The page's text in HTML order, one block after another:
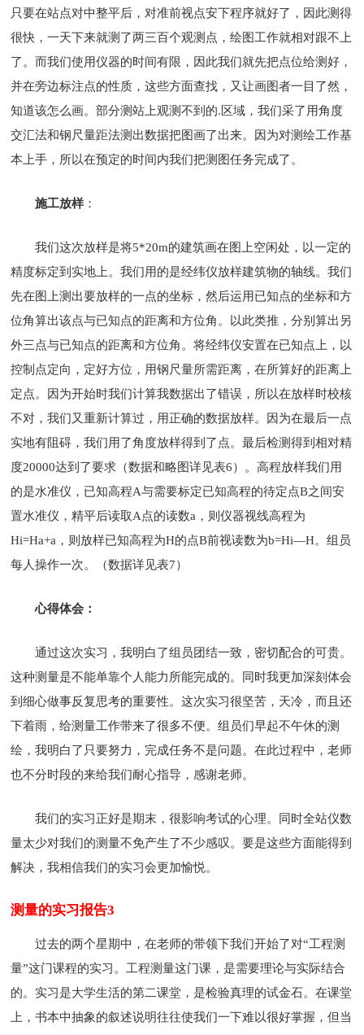
只要在站点对中整平后，对准前视点安下程序就好了，因此测得
很快，一天下来就测了两三百个观测点，绘图工作就相对跟不上
了。而我们使用仪器的时间有限，因此我们就先把点位给测好，
并在旁边标注点的性质，这些方面查找，又让画图者一目了然，
知道该怎么画。部分测站上观测不到的.区域，我们采了用角度
交汇法和钢尺量距法测出数据把图画了出来。因为对测绘工作基
本上手，所以在预定的时间内我们把测图任务完成了。
施工放样 ：
我们这次放样是将5*20m的建筑画在图上空闲处，以一定的
精度标定到实地上。我们用的是经纬仪放样建筑物的轴线。我们
先在图上测出要放样的一点的坐标，然后运用已知点的坐标和方
位角算出该点与已知点的距离和方位角。以此类推，分别算出另
外三点与已知点的距离和方位角。将经纬仪安置在已知点上，以
控制点定向，定好方位，用钢尺量所需距离，在所算好的距离上
定点。因为开始时我们计算我数据出了错误，所以在放样时校核
不对，我们又重新计算过，用正确的数据放样。因为在最后一点
实地有阻碍，我们用了角度放样得到了点。最后检测得到相对精
度20000达到了要求（数据和略图详见表6）。高程放样我们用
的是水准仪，已知高程A与需要标定已知高程的待定点B之间安
置水准仪，精平后读取A点的读数a，则仪器视线高程为
Hi=Ha+a，则放样已知高程为H的点B前视读数为b=Hi—H。组员
每人操作一次。（数据详见表7）
心得体会：
通过这次实习，我明白了组员团结一致，密切配合的可贵。
这种测量是不能单靠个人能力所能完成的。同时我更加深刻体会
到细心做事反复思考的重要性。这次实习很坚苦，天冷，而且还
下着雨，给测量工作带来了很多不便。组员们早起不午休的测
绘，我明白了只要努力，完成任务不是问题。在此过程中，老师
也不分时段的来给我们耐心指导，感谢老师。
我们的实习正好是期末，很影响考试的心理。同时全站仪数
量太少对我们的测量不免产生了不少感叹。要是这些方面能得到
解决，我相信我们的实习会更加愉悦。
测量的实习报告3
过去的两个星期中，在老师的带领下我们开始了对“工程测
量”这门课程的实习。工程测量这门课，是需要理论与实际结合
的。实习是大学生活的第二课堂，是检验真理的试金石。在课堂
上，书本中抽象的叙述说明往往使我们一下难以很好掌握，但当